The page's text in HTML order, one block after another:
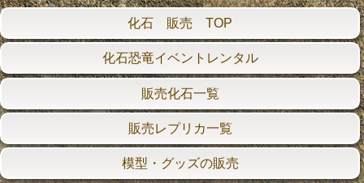
化石 販売 TOP
化石恐竜イベントレンタル
販売化石一覧
販売レプリカ一覧
模型・グッズの販売